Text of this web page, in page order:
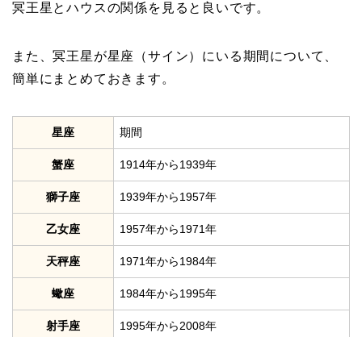
冥王星とハウスの関係を見ると良いです。
また、冥王星が星座（サイン）にいる期間について、
簡単にまとめておきます。
星座 期間
蟹座 1914年から1939年
獅子座 1939年から1957年
乙女座 1957年から1971年
天秤座 1971年から1984年
蠍座 1984年から1995年
射手座 1995年から2008年